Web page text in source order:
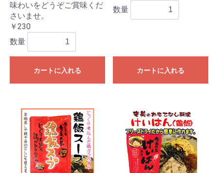
味わいをどうぞご賞味くだ
さいませ。
￥230
数量
カートに入れる
数量
カートに入れる